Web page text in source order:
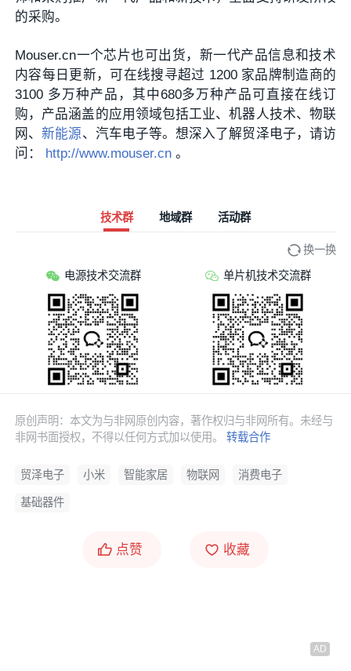
的采购。
Mouser.cn一个芯片也可出货，新一代产品信息和技术
内容每日更新，可在线搜寻超过 1200 家品牌制造商的
3100 多万种产品，其中680多万种产品可直接在线订
购，产品涵盖的应用领域包括工业、机器人技术、物联
网、新能源、汽车电子等。想深入了解贸泽电子，请访
问： http://www.mouser.cn 。
技术群 地域群 活动群
换一换
电源技术交流群 单片机技术交流群
原创声明：本文为与非网原创内容，著作权归与非网所有。未经与
非网书面授权，不得以任何方式加以使用。转载合作
贸泽电子 小米 智能家居 物联网 消费电子
基础器件
点赞 收藏